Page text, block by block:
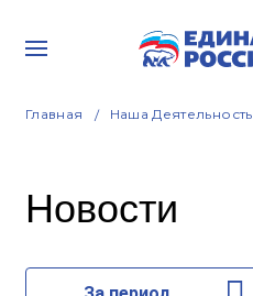
Главная Наша Деятельность
Новости